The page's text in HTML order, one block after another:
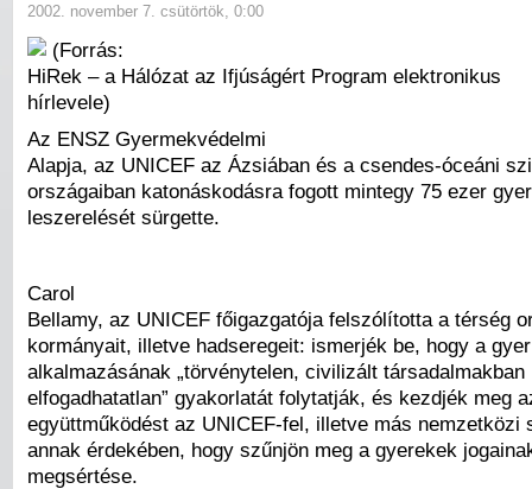
2002. november 7. csütörtök, 0:00
(Forrás:
HiRek – a Hálózat az Ifjúságért Program elektronikus
hírlevele)
Az ENSZ Gyermekvédelmi
Alapja, az UNICEF az Ázsiában és a csendes-óceáni
országaiban katonáskodásra fogott mintegy 75 ezer
leszerelését sürgette.
Carol
Bellamy, az UNICEF főigazgatója felszólította a térség
kormányait, illetve hadseregeit: ismerjék be, hogy a
alkalmazásának „törvénytelen, civilizált társadalmakban
elfogadhatatlan” gyakorlatát folytatják, és kezdjék meg
együttműködést az UNICEF-fel, illetve más nemzetközi
annak érdekében, hogy szűnjön meg a gyerekek
megsértése.